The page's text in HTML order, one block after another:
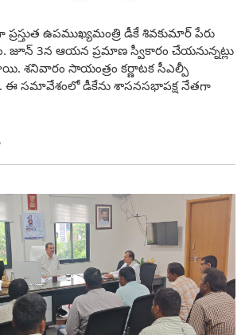
ప్రస్తుత ఉపముఖ్యమంత్రి డీకే శివకుమార్‌ పేరు
జూన్‌ 3న ఆయన ప్రమాణ స్వీకారం చేయనున్నట్లు
శనివారం సాయంత్రం కర్ణాటక సీఎల్పీ
ఈ సమావేశంలో డీకేను శాసనసభాపక్ష నేతగా